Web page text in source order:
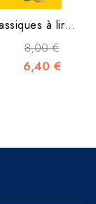
Histoires classiques à lire...
8,00 €
6,40 €